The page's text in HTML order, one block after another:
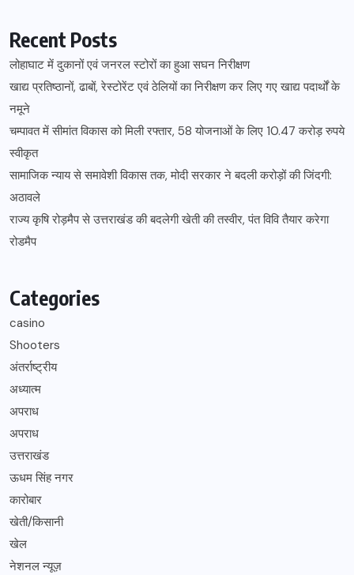
Recent Posts
लोहाघाट में दुकानों एवं जनरल स्टोरों का हुआ सघन निरीक्षण
खाद्य प्रतिष्ठानों, ढाबों, रेस्टोरेंट एवं ठेलियों का निरीक्षण कर लिए गए खाद्य पदार्थों के
नमूने
चम्पावत में सीमांत विकास को मिली रफ्तार, 58 योजनाओं के लिए 10.47 करोड़ रुपये
स्वीकृत
सामाजिक न्याय से समावेशी विकास तक, मोदी सरकार ने बदली करोड़ों की जिंदगी:
अठावले
राज्य कृषि रोड़मैप से उत्तराखंड की बदलेगी खेती की तस्वीर, पंत विवि तैयार करेगा
रोडमैप
Categories
casino
Shooters
अंतर्राष्ट्रीय
अध्यात्म
अपराध
अपराध
उत्तराखंड
ऊधम सिंह नगर
कारोबार
खेती/किसानी
खेल
नेशनल न्यूज़